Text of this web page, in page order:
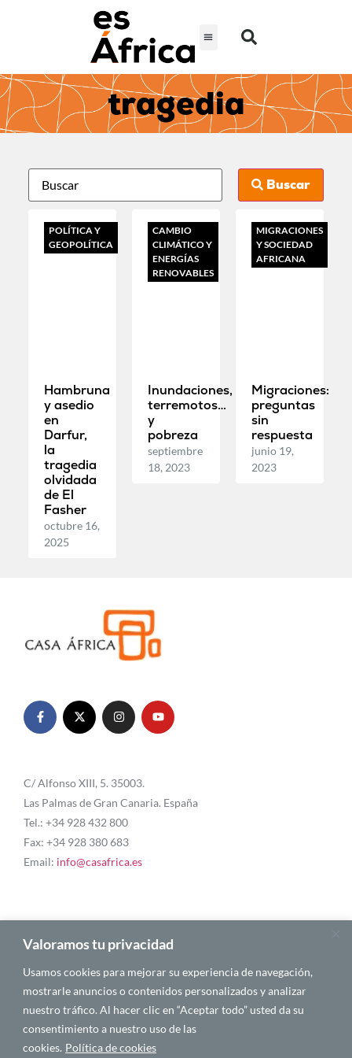
Valoramos tu privacidad
Usamos cookies para mejorar su experiencia de navegación,
mostrarle anuncios o contenidos personalizados y analizar
nuestro tráfico. Al hacer clic en “Aceptar todo” usted da su
consentimiento a nuestro uso de las
cookies. Política de cookies
tragedia
Buscar
POLÍTICA Y
GEOPOLÍTICA
Hambruna
y asedio
en
Darfur,
la
tragedia
olvidada
de El
Fasher
octubre 16,
2025
CAMBIO
CLIMÁTICO Y
ENERGÍAS
RENOVABLES
Inundaciones,
terremotos…
y
pobreza
septiembre
18, 2023
MIGRACIONES
Y SOCIEDAD
AFRICANA
Migraciones:
preguntas
sin
respuesta
junio 19,
2023
C/ Alfonso XIII, 5. 35003.
Las Palmas de Gran Canaria. España
Tel.: +34 928 432 800
Fax: +34 928 380 683
Email: info@casafrica.es
Blog
Quiénes somos
Autores
Español